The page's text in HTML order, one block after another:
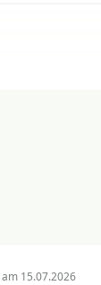
am 15.07.2026